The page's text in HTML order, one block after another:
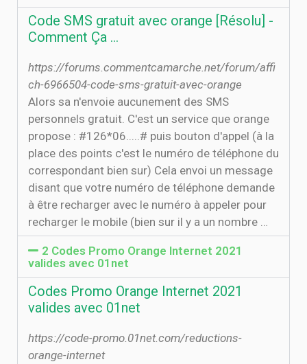
Code SMS gratuit avec orange [Résolu] -
Comment Ça …
https://forums.commentcamarche.net/forum/affi
ch-6966504-code-sms-gratuit-avec-orange
Alors sa n'envoie aucunement des SMS
personnels gratuit. C'est un service que orange
propose : #126*06.....# puis bouton d'appel (à la
place des points c'est le numéro de téléphone du
correspondant bien sur) Cela envoi un message
disant que votre numéro de téléphone demande
à être recharger avec le numéro à appeler pour
recharger le mobile (bien sur il y a un nombre …
2 Codes Promo Orange Internet 2021
valides avec 01net
Codes Promo Orange Internet 2021
valides avec 01net
https://code-promo.01net.com/reductions-
orange-internet